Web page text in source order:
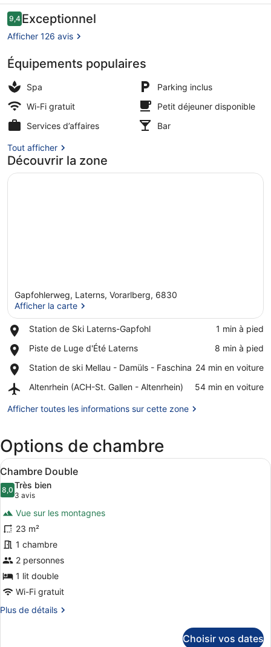
Klangholzhus
Balcon
Avis
voyageurs
9,49,4 sur 10
Exceptionnel
Afficher 126 avis
Équipements populaires
Spa
Parking inclus
Wi-Fi gratuit
Petit déjeuner disponible
Services d’affaires
Bar
Tout afficher
Découvrir la zone
Gapfohlerweg, Laterns, Vorarlberg, 6830
Afficher la carte
Station de Ski Laterns-Gapfohl
Place,
de
Laterns-
Gapfohl
‪1 min à pied‬
Piste de Luge d'Été Laterns
Place,
de
d'Été
‪8 min à pied‬
Station de ski Mellau - Damüls - Faschina
Place,
de
Mellau
-
Faschina
‪24 min en voiture‬
Altenrhein (ACH-St. Gallen - Altenrhein)
Airport,
(ACH-
-
Altenrhein)
‪54 min en voiture‬
Afficher toutes les informations sur cette zone
Options de chambre
Afficher
toutes
les
photos
pour
ce
type
de
chambre :
Chambre
Double
Une chambre d’hôtel avec un
7
Chambre Double
8,08,0 sur 10
Très bien
3 avis
(3 avis)
Vue sur les montagnes
23 m²
1 chambre
2 personnes
1 lit double
Wi-Fi gratuit
Plus de détails
Plus
Choisir vos dates